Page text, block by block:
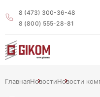
8 (473) 300-36-48
8 (800) 555-28-81
ГлавнаяНовостиНовости